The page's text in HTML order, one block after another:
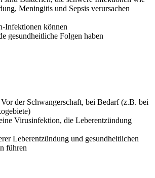
Meningitis und Sepsis verursachen
Infektionen können
gesundheitliche Folgen haben
der Schwangerschaft, bei Bedarf (z.B. bei
Virusinfektion, die Leberentzündung
Leberentzündung und gesundheitlichen
führen